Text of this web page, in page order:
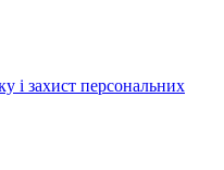
і захист персональних